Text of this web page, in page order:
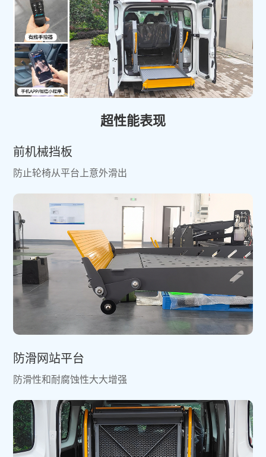
超性能表现
前机械挡板
防止轮椅从平台上意外滑出
防滑网站平台
防滑性和耐腐蚀性大大增强